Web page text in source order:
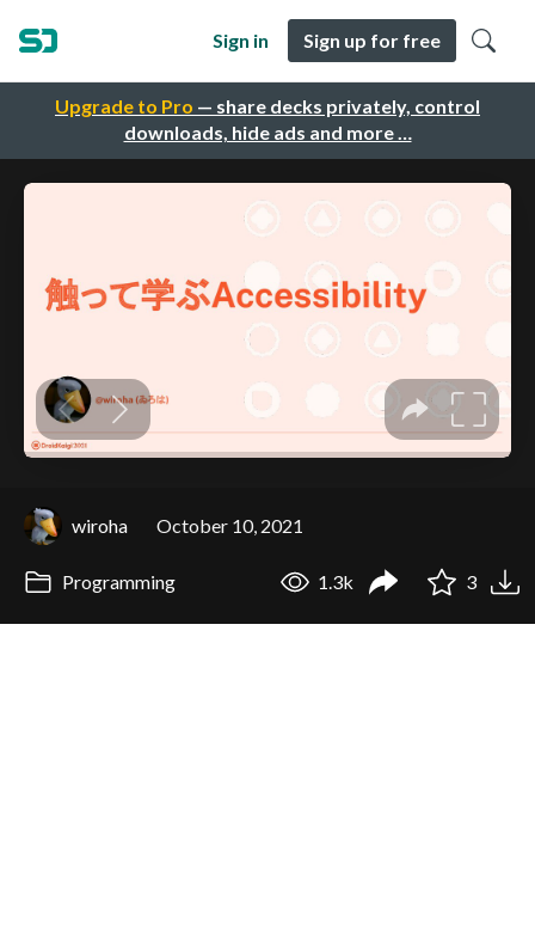
Upgrade to Pro — share decks privately, control
downloads, hide ads and more …
Sign in Sign up for free
wiroha October 10, 2021
Programming 1.3k 3